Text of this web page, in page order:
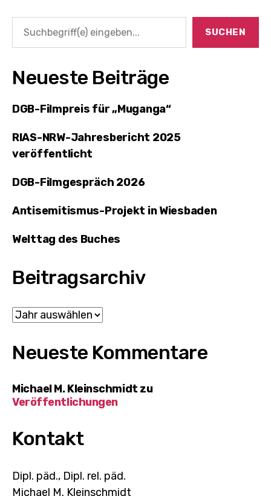
SUCHEN
Neueste Beiträge
DGB-Filmpreis für „Muganga“
RIAS-NRW-Jahresbericht 2025
veröffentlicht
DGB-Filmgespräch 2026
Antisemitismus-Projekt in Wiesbaden
Welttag des Buches
Beitragsarchiv
Archiv
Neueste Kommentare
Michael M. Kleinschmidt zu
Veröffentlichungen
Kontakt
Dipl. päd., Dipl. rel. päd.
Michael M. Kleinschmidt